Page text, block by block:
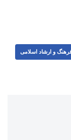
و ارشاد اسلامی